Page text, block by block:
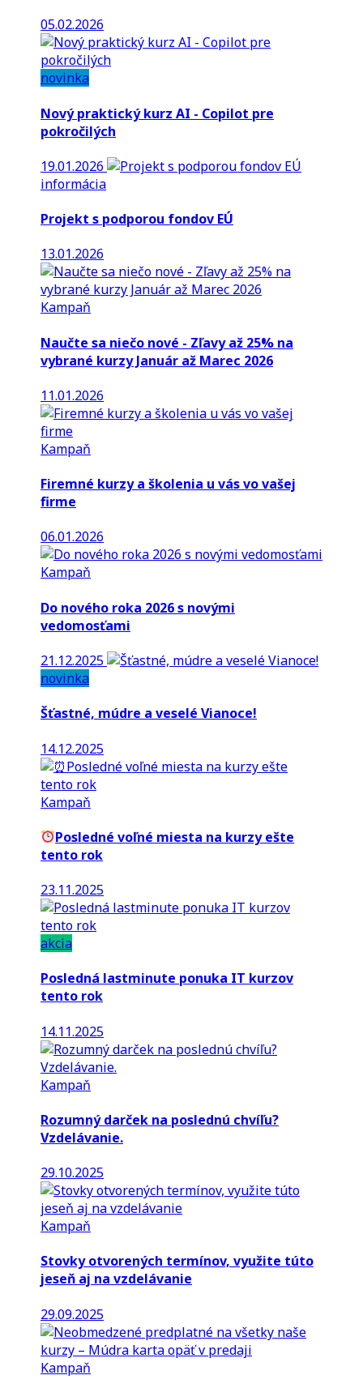
05.02.2026
novinka
Nový praktický kurz AI - Copilot pre
pokročilých
19.01.2026
informácia
Projekt s podporou fondov EÚ
13.01.2026
Kampaň
Naučte sa niečo nové - Zľavy až 25% na
vybrané kurzy Január až Marec 2026
11.01.2026
Kampaň
Firemné kurzy a školenia u vás vo vašej
firme
06.01.2026
Kampaň
Do nového roka 2026 s novými
vedomosťami
21.12.2025
novinka
Šťastné, múdre a veselé Vianoce!
14.12.2025
Kampaň
Posledné voľné miesta na kurzy ešte
tento rok
23.11.2025
akcia
Posledná lastminute ponuka IT kurzov
tento rok
14.11.2025
Kampaň
Rozumný darček na poslednú chvíľu?
Vzdelávanie.
29.10.2025
Kampaň
Stovky otvorených termínov, využite túto
jeseň aj na vzdelávanie
29.09.2025
Kampaň